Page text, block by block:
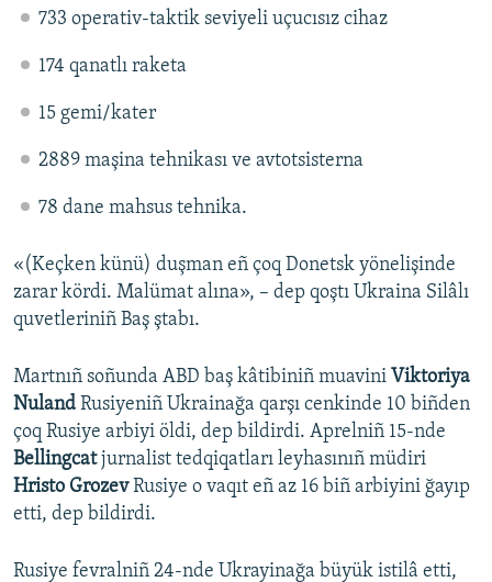
733 operativ-taktik seviyeli uçucısız cihaz
174 qanatlı raketa
15 gemi/kater
2889 maşina tehnikası ve avtotsisterna
78 dane mahsus tehnika.
«(Keçken künü) duşman eñ çoq Donetsk yönelişinde
zarar kördi. Malümat alına», – dep qoştı Ukraina Silâlı
quvetleriniñ Baş ştabı.
Martnıñ soñunda ABD baş kâtibiniñ muavini Viktoriya
Nuland Rusiyeniñ Ukrainağa qarşı cenkinde 10 biñden
çoq Rusiye arbiyi öldi, dep bildirdi. Aprelniñ 15-nde
Bellingcatjurnalist tedqiqatları leyhasınıñ müdiri
Hristo GrozevRusiye o vaqıt eñ az 16 biñ arbiyini ğayıp
etti, dep bildirdi.
Rusiye fevralniñ 24-nde Ukrayinağa büyük istilâ etti,